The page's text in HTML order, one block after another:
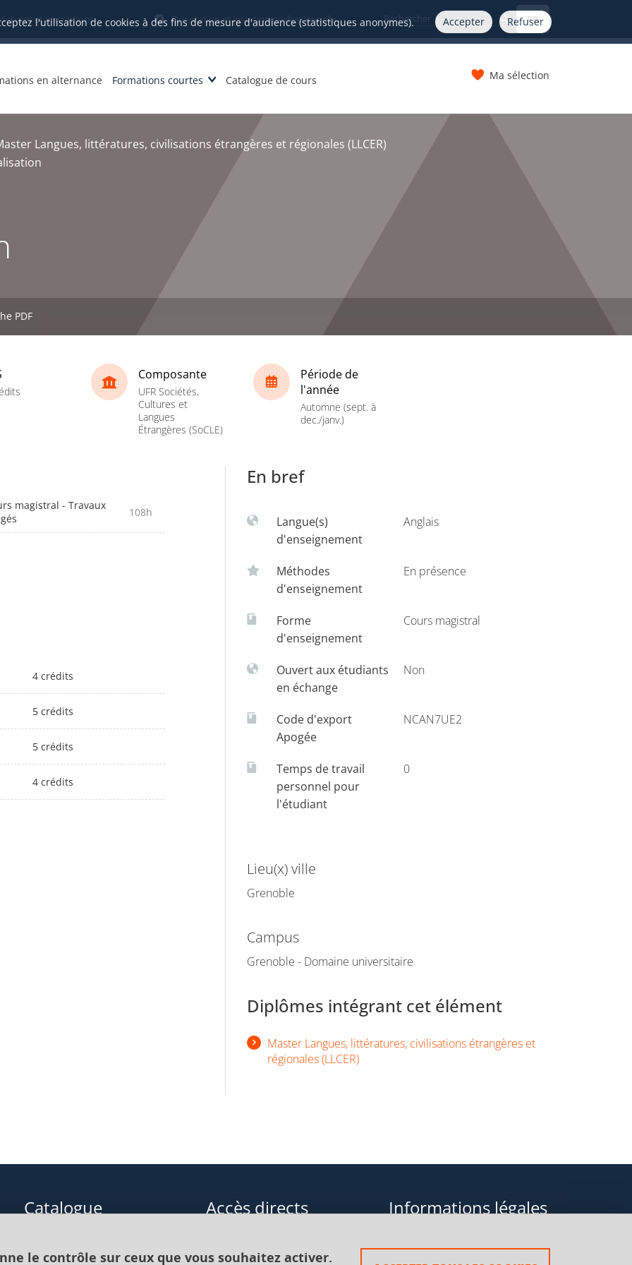
le contrôle sur ceux que vous souhaitez activer.
l'utilisation de cookies à des fins de mesure d'audience (statistiques anonymes). Accepter Refuser
et inscriptions Orientation et insertion professionnelle FR
en alternance Formations courtes Catalogue de cours Ma sélection
Langues, littératures, civilisations étrangères et régionales (LLCER)
PDF
Composante
UFR Sociétés,
Cultures et
Langues
Étrangères (SoCLE)
Période de
l'année
Automne (sept. à
dec./janv.)
magistral - Travaux
108h
4 crédits
5 crédits
5 crédits
4 crédits
En bref
Langue(s)
d'enseignement
Anglais
Méthodes
d'enseignement
En présence
Forme
d'enseignement
Cours magistral
Ouvert aux étudiants
en échange
Non
Code d'export
Apogée
NCAN7UE2
Temps de travail
personnel pour
l'étudiant
0
Lieu(x) ville
Grenoble
Campus
Grenoble - Domaine universitaire
Diplômes intégrant cet élément
Master Langues, littératures, civilisations étrangères et
régionales (LLCER)
Catalogue Accès directs Informations légales